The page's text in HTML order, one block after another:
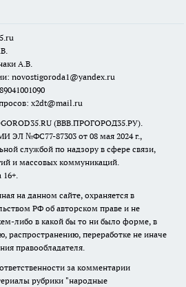
u
А.В.
novostigoroda1@yandex.ru
x2dt@mail.ru
(ВВВ.ПРОГОРОД35.РУ).
ЭЛ №ФС77-87303 от 08 мая 2024 г.,
службой по надзору в сфере связи,
и массовых коммуникаций.
16+.
на данном сайте, охраняется в
РФ об авторском праве и не
либо в какой бы то ни было форме, в
распространению, переработке не иначе
правообладателя.
за комментарии
рубрики "народные